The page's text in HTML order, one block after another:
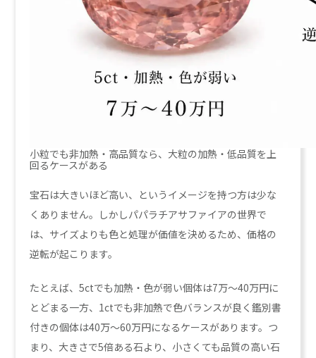
小粒でも非加熱・高品質なら、大粒の加熱・低品質を上
回るケースがある
宝石は大きいほど高い、というイメージを持つ方は少な
くありません。しかしパパラチアサファイアの世界で
は、サイズよりも色と処理が価値を決めるため、価格の
逆転が起こります。
たとえば、5ctでも加熱・色が弱い個体は7万〜40万円に
とどまる一方、1ctでも非加熱で色バランスが良く鑑別書
付きの個体は40万〜60万円になるケースがあります。つ
まり、大きさで5倍ある石より、小さくても品質の高い石